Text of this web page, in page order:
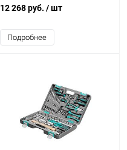
в кейсе
12 268 руб. / шт
Подробнее